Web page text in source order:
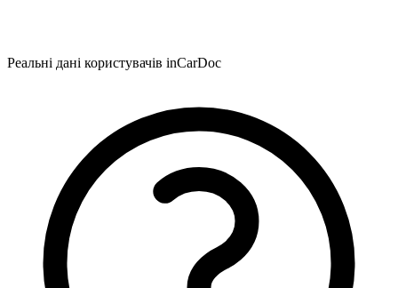
Реальні дані користувачів inCarDoc